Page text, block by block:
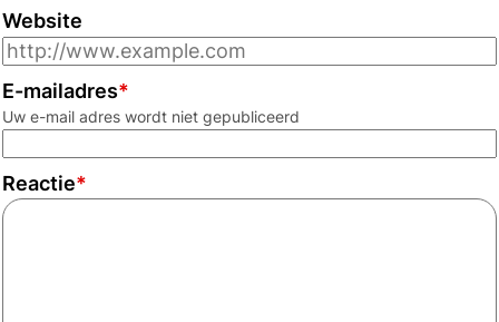
Website
E-mailadres*
Uw e-mail adres wordt niet gepubliceerd
Reactie*